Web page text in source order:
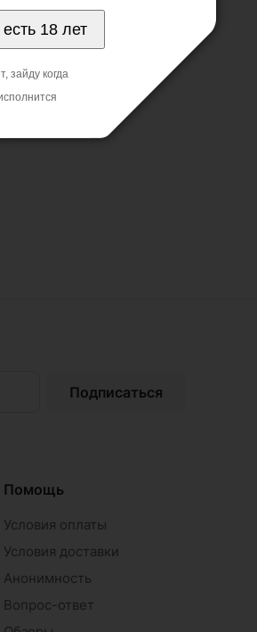
Подписаться
Помощь
Условия оплаты
Условия доставки
Анонимность
Вопрос-ответ
18 лет
зайду когда